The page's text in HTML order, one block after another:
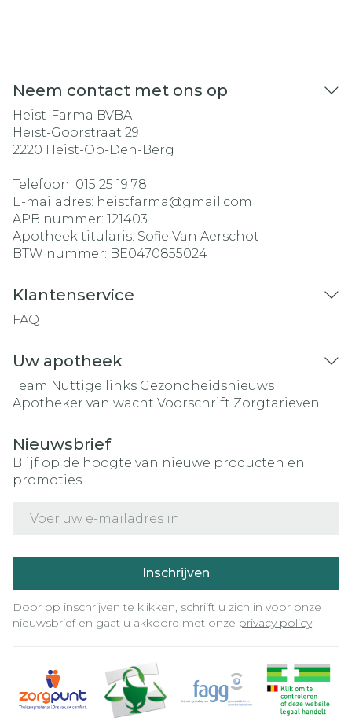
Neem contact met ons op
Heist-Farma BVBA
Heist-Goorstraat 29
2220 Heist-Op-Den-Berg
Telefoon: 015 25 19 78
E-mailadres: heistfarma@gmail.com
APB nummer: 121403
Apotheek titularis: Sofie Van Aerschot
BTW nummer: BE0470855024
Klantenservice
FAQ
Uw apotheek
Team Nuttige links Gezondheidsnieuws
Apotheker van wacht Voorschrift Zorgtarieven
Nieuwsbrief
Blijf op de hoogte van nieuwe producten en
promoties
Inschrijven
Door op inschrijven te klikken, schrijft u zich in voor onze
nieuwsbrief en gaat u akkoord met onze privacy policy.